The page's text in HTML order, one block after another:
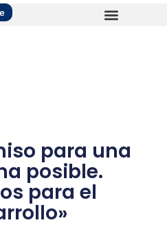
para una
posible.
para el